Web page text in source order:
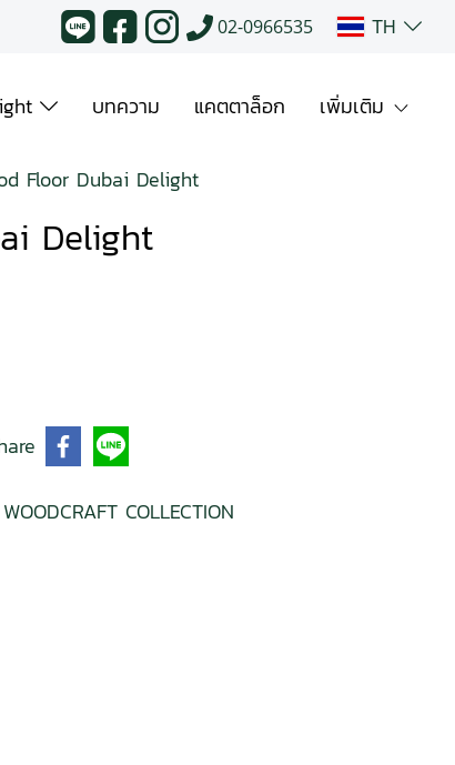
02-0966535 TH
บทความ แคตตาล็อก เพิ่มเติม
Floor Dubai Delight
Delight
COLLECTION